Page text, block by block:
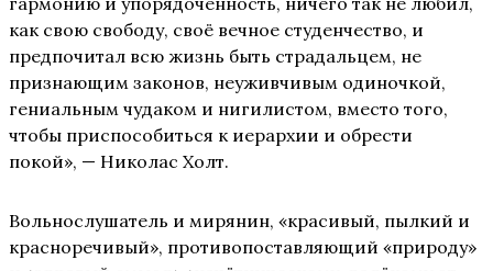
как свою свободу, своё вечное студенчество, и
предпочитал всю жизнь быть страдальцем, не
признающим законов, неуживчивым одиночкой,
гениальным чудаком и нигилистом, вместо того,
чтобы приспособиться к иерархии и обрести
покой», — Николас Холт.
Вольнослушатель и мирянин, «красивый, пылкий и
красноречивый», противопоставляющий «природу»